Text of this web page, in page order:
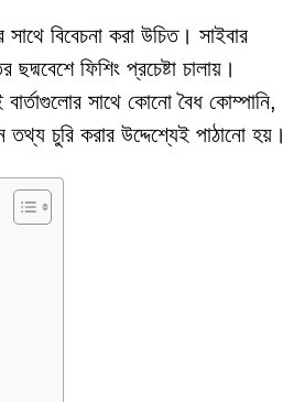
বিবেচনা করা উচিত। সাইবার
ফিশিং প্রচেষ্টা চালায়।
সাথে কোনো বৈধ কোম্পানি,
চুরি করার উদ্দেশ্যেই পাঠানো হয়।